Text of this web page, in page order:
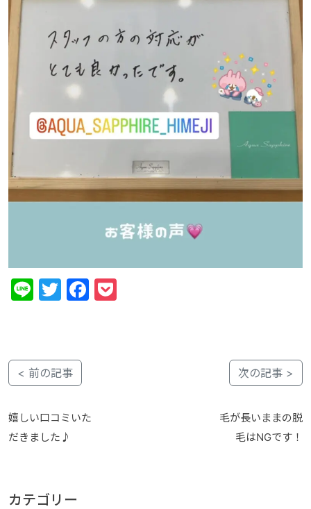
LineTwitterFacebook
< 前の記事
嬉しい口コミいた
だきました♪
次の記事 >
毛が長いままの脱
毛はNGです！
カテゴリー